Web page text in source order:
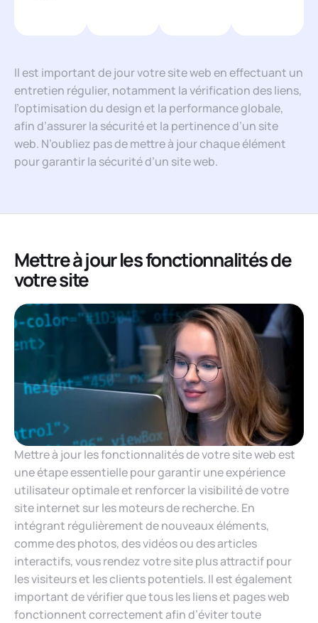
Il est important de jour votre site web en effectuant un
entretien régulier, notamment la vérification des liens,
l’optimisation du design et la performance globale,
afin d’assurer la sécurité et la pertinence d’un site
web. N’oubliez pas de mettre à jour chaque élément
pour garantir la sécurité d’un site web.
Mettre à jour les fonctionnalités de
votre site
Mettre à jour les fonctionnalités de votre site web est
une étape essentielle pour garantir une expérience
utilisateur optimale et renforcer la visibilité de votre
site internet sur les moteurs de recherche. En
intégrant régulièrement de nouveaux éléments,
comme des photos, des vidéos ou des articles
interactifs, vous rendez votre site plus attractif pour
les visiteurs et les clients potentiels. Il est également
important de vérifier que tous les liens et pages web
fonctionnent correctement afin d’éviter toute